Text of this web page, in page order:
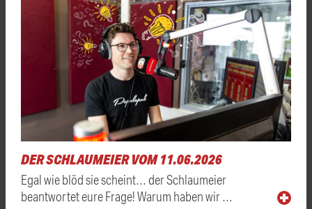
DER SCHLAUMEIER VOM 11.06.2026
Egal wie blöd sie scheint… der Schlaumeier
beantwortet eure Frage! Warum haben wir …